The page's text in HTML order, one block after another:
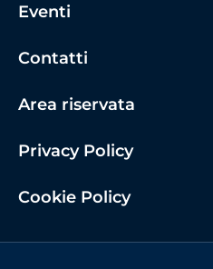
Eventi
Contatti
Area riservata
Privacy Policy
Cookie Policy